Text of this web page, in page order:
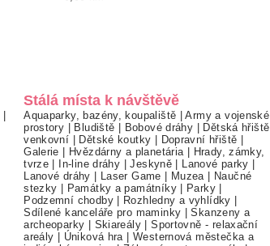
|
Stálá místa k návštěvě
Aquaparky, bazény, koupaliště |Army a vojenské
prostory | Bludiště | Bobové dráhy | Dětská hřiště
venkovní | Dětské koutky | Dopravní hřiště |
Galerie | Hvězdárny a planetária | Hrady, zámky,
tvrze | In-line dráhy |Jeskyně | Lanové parky |
Lanové dráhy | Laser Game | Muzea | Naučné
stezky | Památky a památníky| Parky |
Podzemní chodby| Rozhledny a vyhlídky |
Sdílené kanceláře pro maminky |Skanzeny a
archeoparky | Skiareály |Sportovně - relaxační
areály | Úniková hra |Westernová městečka a